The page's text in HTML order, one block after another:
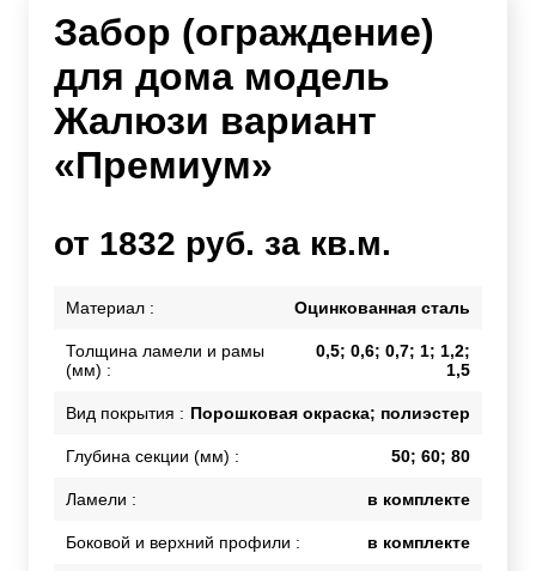
Забор (ограждение)
для дома модель
Жалюзи вариант
«Премиум»
от 1832 руб. за кв.м.
Материал : Оцинкованная сталь
Толщина ламели и рамы
(мм) :
0,5; 0,6; 0,7; 1; 1,2;
1,5
Вид покрытия : Порошковая окраска; полиэстер
Глубина секции (мм) : 50; 60; 80
Ламели : в комплекте
Боковой и верхний профили : в комплекте